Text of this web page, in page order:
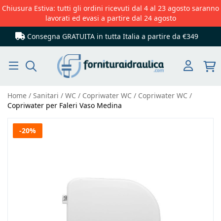
Chiusura Estiva: tutti gli ordini ricevuti dal 4 al 23 agosto saranno
lavorati ed evasi a partire dal 24 agosto
Consegna GRATUITA in tutta Italia a partire da €349
Home Sanitari WC Copriwater WC
Copriwater WC
Copriwater per Faleri Vaso Medina
Vai
-20%